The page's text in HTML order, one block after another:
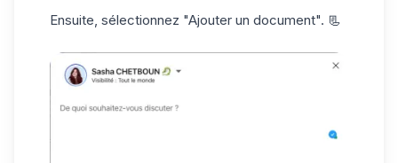
Ensuite, sélectionnez "Ajouter un document". 📃